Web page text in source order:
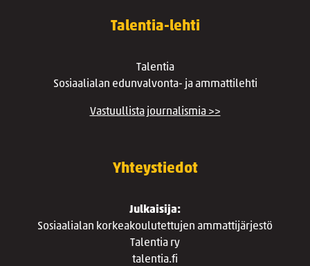
Talentia-lehti
Talentia
Sosiaalialan edunvalvonta- ja ammattilehti
Vastuullista journalismia >>
Yhteystiedot
Julkaisija:
Sosiaalialan korkeakoulutettujen ammattijärjestö
Talentia ry
talentia.fi